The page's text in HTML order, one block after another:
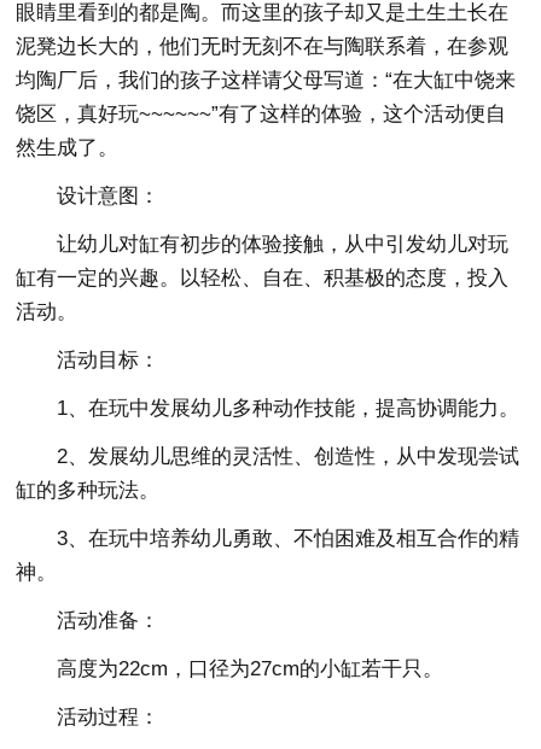
眼睛里看到的都是陶。而这里的孩子却又是土生土长在
泥凳边长大的，他们无时无刻不在与陶联系着，在参观
均陶厂后，我们的孩子这样请父母写道：“在大缸中饶来
饶区，真好玩~~~~~~”有了这样的体验，这个活动便自
然生成了。
设计意图：
让幼儿对缸有初步的体验接触，从中引发幼儿对玩
缸有一定的兴趣。以轻松、自在、积基极的态度，投入
活动。
活动目标：
1、在玩中发展幼儿多种动作技能，提高协调能力。
2、发展幼儿思维的灵活性、创造性，从中发现尝试
缸的多种玩法。
3、在玩中培养幼儿勇敢、不怕困难及相互合作的精
神。
活动准备：
高度为22cm，口径为27cm的小缸若干只。
活动过程：